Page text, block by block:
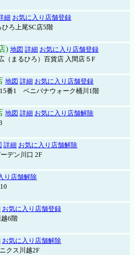
細 お気に入り店舗登録
ろ上尾SC店5階
) 地図 詳細 お気に入り店舗登録
まるひろ）百貨店 入間店５F
地図 詳細 お気に入り店舗登録
番1 ベニバナウォーク桶川1階
地図 詳細 お気に入り店舗解除
詳細 お気に入り店舗解除
デン川口 2F
り店舗解除
お気に入り店舗登録
6階
お気に入り店舗解除
クス川越2F